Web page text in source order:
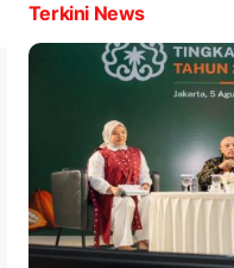
Terkini News